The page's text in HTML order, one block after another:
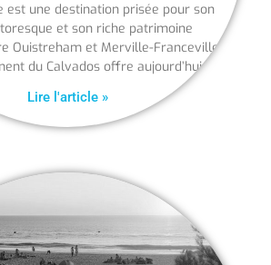
est une destination prisée pour son
et son riche patrimoine
Ouistreham et Merville-Franceville,
du Calvados offre aujourd’hui
Lire l'article »